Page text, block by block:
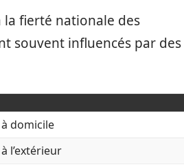
la fierté nationale des
souvent influencés par des
domicile
l’extérieur